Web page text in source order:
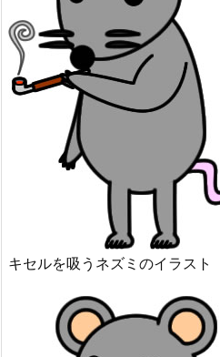
キセルを吸うネズミのイラスト